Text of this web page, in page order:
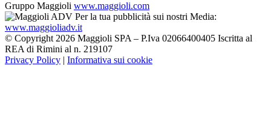
Gruppo Maggioli www.maggioli.com
Per la tua pubblicità sui nostri Media:
www.maggioliadv.it
© Copyright 2026 Maggioli SPA – P.Iva 02066400405 Iscritta al
REA di Rimini al n. 219107
Privacy Policy | Informativa sui cookie